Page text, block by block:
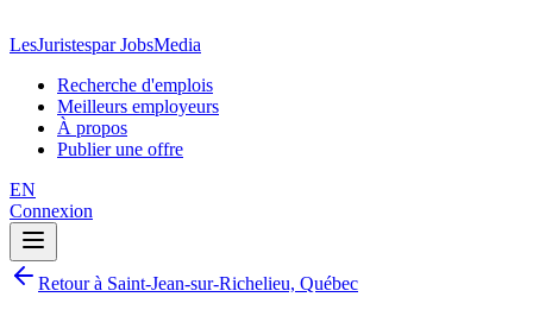
LesJuristespar JobsMedia
Recherche d'emplois
Meilleurs employeurs
À propos
Publier une offre
EN
Connexion
Retour à Saint-Jean-sur-Richelieu, Québec